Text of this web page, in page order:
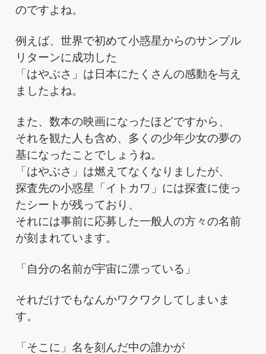
のですよね。
例えば、世界で初めて小惑星からのサンプル
リターンに成功した
「はやぶさ」は日本にたくさんの感動を与え
ましたよね。
また、数本の映画になったほどですから、
それを観た人も含め、多くの少年少女の夢の
基になったことでしょうね。
「はやぶさ」は燃えてなくなりましたが、
探査先の小惑星「イトカワ」には探査に使っ
たシートが残っており、
それには事前に応募した一般人の方々の名前
が刻まれています。
「自分の名前が宇宙に漂っている」
それだけでもなんかワクワクしてしまいま
す。
「そこに」名を刻んだ中の誰かが